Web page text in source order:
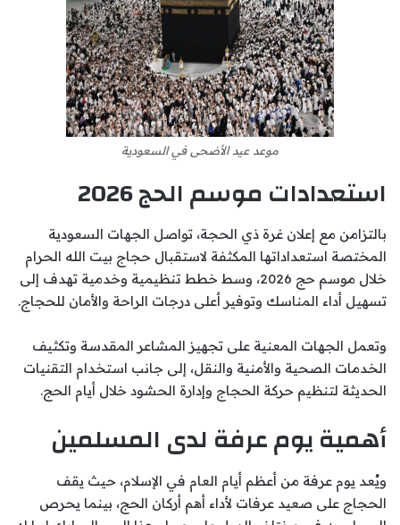
موعد عيد الأضحى في السعودية
استعدادات موسم الحج 2026
بالتزامن مع إعلان غرة ذي الحجة، تواصل الجهات السعودية
المختصة استعداداتها المكثفة لاستقبال حجاج بيت الله الحرام
خلال موسم حج 2026، وسط خطط تنظيمية وخدمية تهدف إلى
تسهيل أداء المناسك وتوفير أعلى درجات الراحة والأمان للحجاج.
وتعمل الجهات المعنية على تجهيز المشاعر المقدسة وتكثيف
الخدمات الصحية والأمنية والنقل، إلى جانب استخدام التقنيات
الحديثة لتنظيم حركة الحجاج وإدارة الحشود خلال أيام الحج.
أهمية يوم عرفة لدى المسلمين
ويُعد يوم عرفة من أعظم أيام العام في الإسلام، حيث يقف
الحجاج على صعيد عرفات لأداء أهم أركان الحج، بينما يحرص